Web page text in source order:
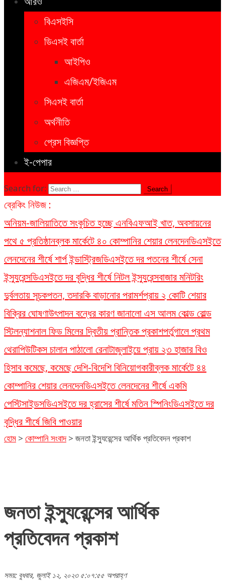
বিএসইসি
ডিএসই বার্তা
আইপিও
এজিএম/ইজিএম
সিএসই বার্তা
অর্থনীতি
প্রেস বিজ্ঞপ্তি
ই-পেপার
Search for:
ব্রেকিং নিউজ :
অনিয়ম-জালিয়াতিতে সংকুচিত হচ্ছে এনবিএফআই খাত, অবসায়নের
পথে ৫ প্রতিষ্ঠানব্লক মার্কেটে ৪০ কোম্পানির শেয়ার লেনদেনডিএসইতে
লেনদেনের শীর্ষে শার্প ইন্ডাস্ট্রিজডিএসইতে দর পতনের শীর্ষে সেনা
ইন্স্যুরেন্সডিএসইতে দর বৃদ্ধির শীর্ষে নিটল ইন্স্যুরেন্সবাজার মনিটরিং
দুর্বলতায় সূচকপতন, তদারকি বাড়ানোর পরামর্শপ্রায় ২ কোটি শেয়ার
বিক্রির ঘোষণাউৎপাদন বন্ধের কারণ জানালো এস আলম কোল্ড রোল্ড
স্টিলন্যাশনাল ফিড মিলের দ্বিতীয় প্রান্তিক প্রকাশপর্তুগালে প্রথম
থেরাপিউটিকস চালান পাঠালো রেনাটাজুলাইয়ে প্রায় ২৩ হাজার বিও
হিসাব কমেছে, কমেছে দেশি-বিদেশি বিনিয়োগকারীব্লক মার্কেটে ৪৪
কোম্পানির শেয়ার লেনদেনডিএসইতে লেনদেনের শীর্ষে একমি
পেস্টিসাইডসডিএসইতে দর হ্রাসের শীর্ষে মতিন স্পিনিংডিএসইতে দর
বৃদ্ধির শীর্ষে জিবি পাওয়ার
হোম > কোম্পানি সংবাদ > জনতা ইন্স্যুরেন্সের আর্থিক প্রতিবেদন প্রকাশ
জনতা ইন্স্যুরেন্সের আর্থিক
প্রতিবেদন প্রকাশ
সময়: বুধবার, জুলাই ১২, ২০২৩ ৫:০৭:৫৫ অপরাহ্ণ